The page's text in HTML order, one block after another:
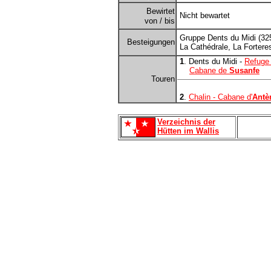
Bewirtet
von / bis
Nicht bewartet
Besteigungen Gruppe Dents du Midi
La Cathédrale, La
Touren
1. Dents du Midi -
Cabane de Susanfe
2. Chalin - Cabane d'
Verzeichnis der
Hütten im Wallis